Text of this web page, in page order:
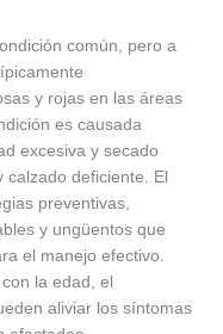
común, pero a
y rojas en las áreas
es causada
excesiva y secado
calzado deficiente. El
preventivas,
y ungüentos que
el manejo efectivo.
la edad, el
aliviar los síntomas